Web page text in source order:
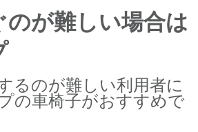
のが難しい場合は
るのが難しい利用者に
の車椅子がおすすめで